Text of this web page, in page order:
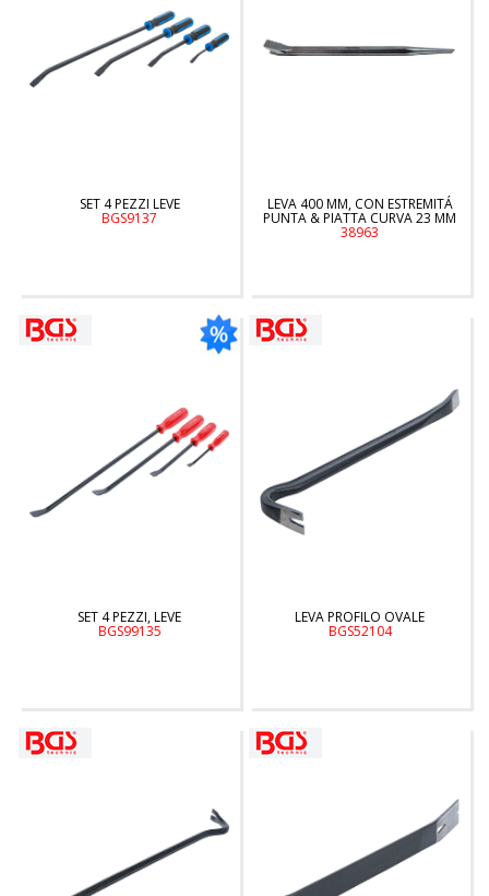
SET 4 PEZZI LEVE
BGS9137
LEVA 400 MM, CON ESTREMITÁ
PUNTA & PIATTA CURVA 23 MM
38963
SET 4 PEZZI, LEVE
BGS99135
LEVA PROFILO OVALE
BGS52104